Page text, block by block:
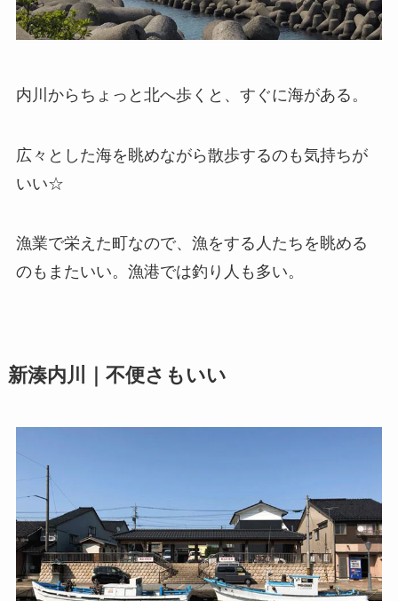
内川からちょっと北へ歩くと、すぐに海がある。
広々とした海を眺めながら散歩するのも気持ちが
いい☆
漁業で栄えた町なので、漁をする人たちを眺める
のもまたいい。漁港では釣り人も多い。
新湊内川｜不便さもいい